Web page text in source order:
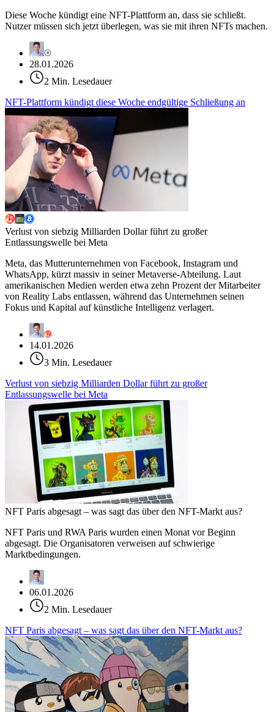
Diese Woche kündigt eine NFT-Plattform an, dass sie schließt.
Nutzer müssen sich jetzt überlegen, was sie mit ihren NFTs machen.
28.01.2026
2 Min. Lesedauer
NFT-Plattform kündigt diese Woche endgültige Schließung an
Verlust von siebzig Milliarden Dollar führt zu großer
Entlassungswelle bei Meta
Meta, das Mutterunternehmen von Facebook, Instagram und
WhatsApp, kürzt massiv in seiner Metaverse-Abteilung. Laut
amerikanischen Medien werden etwa zehn Prozent der Mitarbeiter
von Reality Labs entlassen, während das Unternehmen seinen
Fokus und Kapital auf künstliche Intelligenz verlagert.
14.01.2026
3 Min. Lesedauer
Verlust von siebzig Milliarden Dollar führt zu großer
Entlassungswelle bei Meta
NFT Paris abgesagt – was sagt das über den NFT-Markt aus?
NFT Paris und RWA Paris wurden einen Monat vor Beginn
abgesagt. Die Organisatoren verweisen auf schwierige
Marktbedingungen.
06.01.2026
2 Min. Lesedauer
NFT Paris abgesagt – was sagt das über den NFT-Markt aus?